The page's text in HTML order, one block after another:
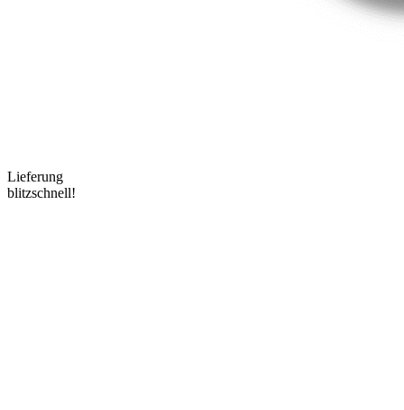
Lieferung
blitzschnell!